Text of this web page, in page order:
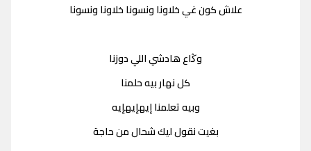
علاش كون غي خلاونا ونسونا خلاونا ونسونا
وڭاع هادشي اللي دوزنا
كل نهار بيه حلمنا
وبيه تعلمنا إيهإيهإيه
بغيت نقول ليك شحال من حاجة